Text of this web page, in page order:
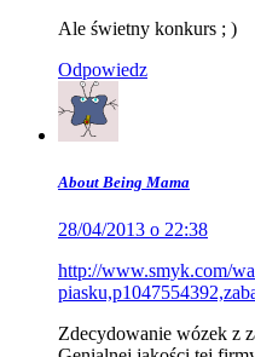
Ale świetny konkurs ; )
Odpowiedz
About Being Mama
28/04/2013 o 22:38
http://www.smyk.com/
Zdecydowanie wózek z